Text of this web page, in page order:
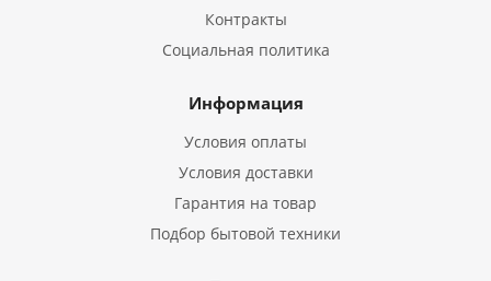
Контракты
Социальная политика
Информация
Условия оплаты
Условия доставки
Гарантия на товар
Подбор бытовой техники